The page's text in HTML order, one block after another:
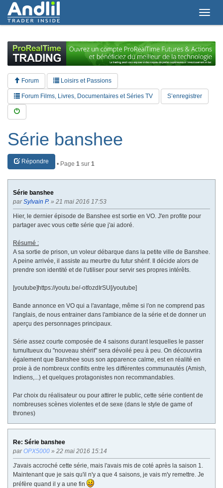
T
g
l
e
n
g
Forum Loisirs et Passions
Forum Films, Livres, Documentaires et Séries TV S’enregistrer
Série banshee
Répondre • Page 1 sur 1
Série banshee
parSylvain P. » 21 mai 2016 17:53
Hier, le dernier épisode de Banshee est sortie en VO. J'en profite pour
partager avec vous cette série que j'ai adoré.
Résumé :
A sa sortie de prison, un voleur débarque dans la petite ville de Banshee.
A peine arrivée, il assiste au meurtre du futur shérif. Il décide alors de
prendre son identité et de l'utiliser pour servir ses propres intérêts.
[youtube]https://youtu.be/-otfozdIrSU[/youtube]
Bande annonce en VO qui a l'avantage, même si l'on ne comprend pas
l'anglais, de nous entrainer dans l'ambiance de la série et de donner un
aperçu des personnages principaux.
Série assez courte composée de 4 saisons durant lesquelles le passer
tumultueux du "nouveau shérif" sera dévoilé peu à peu. On découvrira
également que Banshee sous son apparence calme, est en réalité en
proie à de nombreux conflits entre les différentes communautés (Amish,
Indiens,...) et quelques protagonistes non recommandables.
Par choix du réalisateur ou pour attirer le public, cette série contient de
nombreuses scènes violentes et de sexe (dans le style de game of
thrones)
Re: Série banshee
parOPX5000 » 22 mai 2016 15:14
J'avais accroché cette série, mais l'avais mis de coté après la saison 1.
Maintenant que je sais qu'il n'y a que 4 saisons, je vais m'y remettre. Je
préfère quand il y a une fin